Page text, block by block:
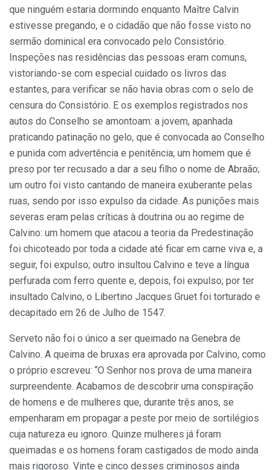
que ninguém estaria dormindo enquanto Maître Calvin
estivesse pregando, e o cidadão que não fosse visto no
sermão dominical era convocado pelo Consistório.
Inspeções nas residências das pessoas eram comuns,
vistoriando-se com especial cuidado os livros das
estantes, para verificar se não havia obras com o selo de
censura do Consistório. E os exemplos registrados nos
autos do Conselho se amontoam: a jovem, apanhada
praticando patinação no gelo, que é convocada ao Conselho
e punida com advertência e penitência; um homem que é
preso por ter recusado a dar a seu filho o nome de Abraão;
um outro foi visto cantando de maneira exuberante pelas
ruas, sendo por isso expulso da cidade. As punições mais
severas eram pelas críticas à doutrina ou ao regime de
Calvino: um homem que atacou a teoria da Predestinação
foi chicoteado por toda a cidade até ficar em carne viva e, a
seguir, foi expulso; outro insultou Calvino e teve a língua
perfurada com ferro quente e, depois, foi expulso; por ter
insultado Calvino, o Libertino Jacques Gruet foi torturado e
decapitado em 26 de Julho de 1547.
Serveto não foi o único a ser queimado na Genebra de
Calvino. A queima de bruxas era aprovada por Calvino, como
o próprio escreveu: “O Senhor nos prova de uma maneira
surpreendente. Acabamos de descobrir uma conspiração
de homens e de mulheres que, durante três anos, se
empenharam em propagar a peste por meio de sortilégios
cuja natureza eu ignoro. Quinze mulheres já foram
queimadas e os homens foram castigados de modo ainda
mais rigoroso. Vinte e cinco desses criminosos ainda